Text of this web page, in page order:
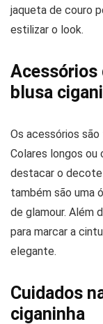
jaqueta de couro
estilizar o look.
Acessórios
blusa
Os acessórios
Colares longos ou
destacar o decote
também são uma
de glamour. Além
para marcar a
elegante.
Cuidados
ciganinha